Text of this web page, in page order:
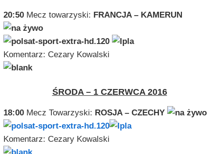
20:50 Mecz towarzyski: FRANCJA – KAMERUN
Komentarz: Cezary Kowalski
ŚRODA – 1 CZERWCA 2016
18:00 Mecz Towarzyski: ROSJA – CZECHY
Komentarz: Cezary Kowalski